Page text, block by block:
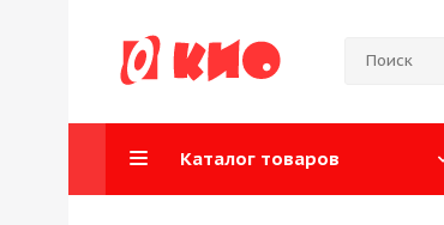
Каталог товаров